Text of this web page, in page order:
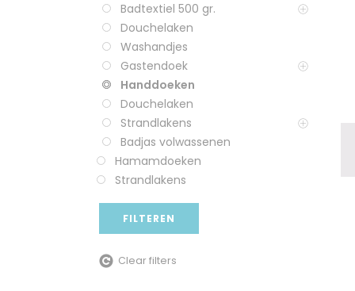
Badtextiel 500 gr.
Douchelaken
Washandjes
Gastendoek
Handdoeken
Douchelaken
Strandlakens
Badjas volwassenen
Hamamdoeken
Strandlakens
FILTEREN
Clear filters